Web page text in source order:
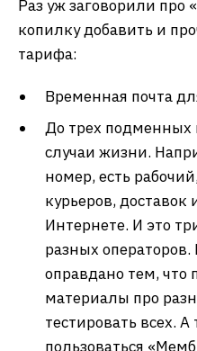
Раз уж заговорили про
копилку добавить и
тарифа:
Временная почта
До трех подменных
случаи жизни.
номер, есть
курьеров, доставок
Интернете. И это
разных
оправдано тем, что
материалы про
тестировать всех.
пользоваться